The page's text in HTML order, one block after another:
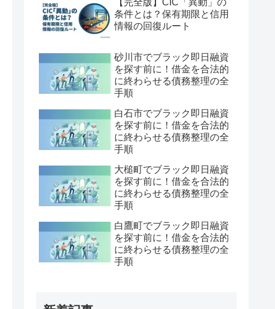
【完全版】CIC「異動」の
条件とは？保有期限と信用
情報の回復ルート
砂川市でブラック即日融資
を探す前に！借金を合法的
に終わらせる債務整理の全
手順
白石市でブラック即日融資
を探す前に！借金を合法的
に終わらせる債務整理の全
手順
大槌町でブラック即日融資
を探す前に！借金を合法的
に終わらせる債務整理の全
手順
白鷹町でブラック即日融資
を探す前に！借金を合法的
に終わらせる債務整理の全
手順